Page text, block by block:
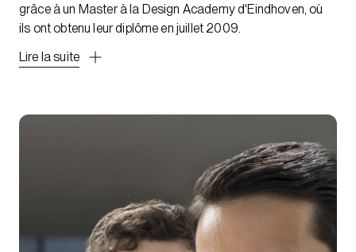
grâce à un Master à la Design Academy d'Eindhoven, où
ils ont obtenu leur diplôme en juillet 2009.
Lire la suite